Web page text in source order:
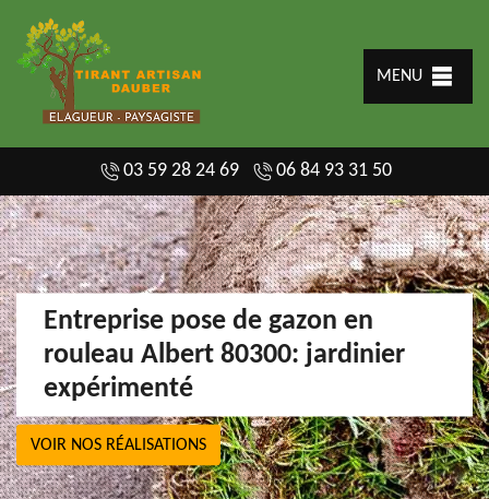
MENU
03 59 28 24 69 06 84 93 31 50
Entreprise pose de gazon en
rouleau Albert 80300: jardinier
expérimenté
VOIR NOS RÉALISATIONS